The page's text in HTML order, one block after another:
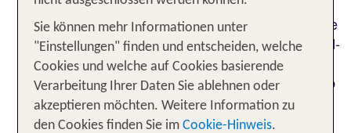
Urlaub in Cornwall entführt Dich in die romantische
Heimat von Rosamunde Pilcher. Lerne im England-
Urlaub auch London mit all seinen
Sehenswürdigkeiten kennen und nutze den Urlaub
in Großbritannien für eine Rundreise durch das
United Kingdom.
Sie können mehr Informationen unter
"Einstellungen" finden und entscheiden, welche
Cookies und welche auf Cookies basierende
Verarbeitung Ihrer Daten Sie ablehnen oder
akzeptieren möchten. Weitere Information zu
den Cookies finden Sie im Cookie-Hinweis.